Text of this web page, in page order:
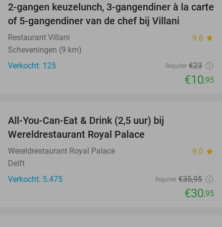
52%
2-gangen keuzelunch, 3-gangendiner à la carte
of 5-gangendiner van de chef bij Villani
Restaurant Villani 9.6 star
Scheveningen (9 km)
Verkocht: 125
Regulier €23
€10,95
All-You-Can-Eat & Drink (2,5 uur) bij
Wereldrestaurant Royal Palace
Wereldrestaurant Royal Palace 9.0 star
Delft
Verkocht: 5.475
Regulier €35,95
€30,95